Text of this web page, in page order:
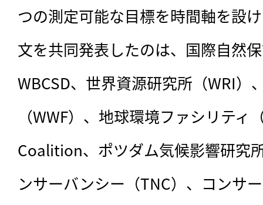
つの測定可能な目標を時間軸を設
文を共同発表したのは、国際自然
WBCSD、世界資源研究所（WRI）
（WWF）、地球環境ファシリティ
Coalition、ポツダム気候影響研究
ンサーバンシー（TNC）、コンサ